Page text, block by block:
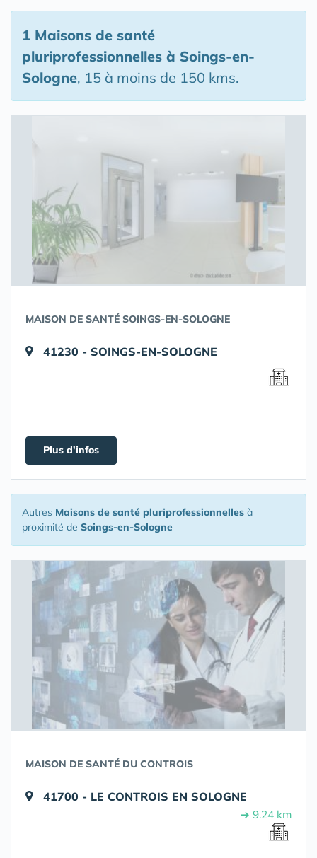
1 Maisons de santé
pluriprofessionnelles à Soings-en-
Sologne, 15 à moins de 150 kms.
MAISON DE SANTÉ SOINGS-EN-SOLOGNE
41230 - SOINGS-EN-SOLOGNE
Plus d'infos
Autres Maisons de santé pluriprofessionnelles à
proximité de Soings-en-Sologne
MAISON DE SANTÉ DU CONTROIS
41700 - LE CONTROIS EN SOLOGNE
➔ 9.24 km